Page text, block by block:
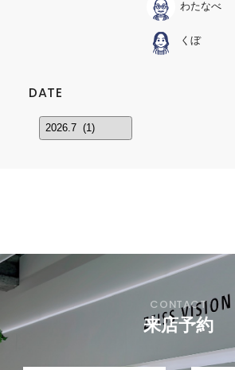
わたなべ
くぼ
DATE
来店予約